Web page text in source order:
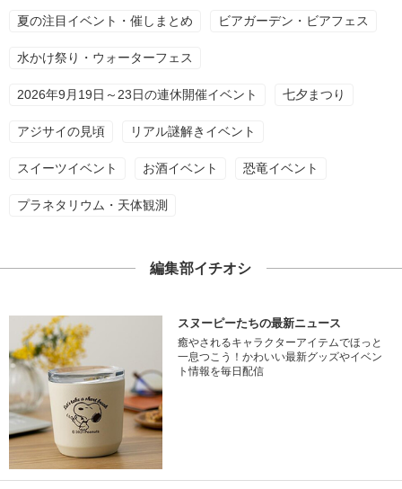
夏の注目イベント・催しまとめ ビアガーデン・ビアフェス
水かけ祭り・ウォーターフェス
2026年9月19日～23日の連休開催イベント 七夕まつり
アジサイの見頃 リアル謎解きイベント
スイーツイベント お酒イベント 恐竜イベント
プラネタリウム・天体観測
編集部イチオシ
スヌーピーたちの最新ニュース
癒やされるキャラクターアイテムでほっと
一息つこう！かわいい最新グッズやイベン
ト情報を毎日配信